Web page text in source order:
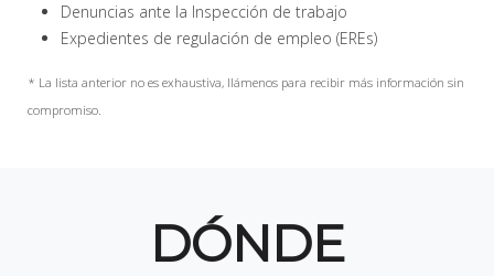
Denuncias ante la Inspección de trabajo
Expedientes de regulación de empleo (EREs)
* La lista anterior no es exhaustiva, llámenos para recibir más información sin
compromiso.
DÓNDE